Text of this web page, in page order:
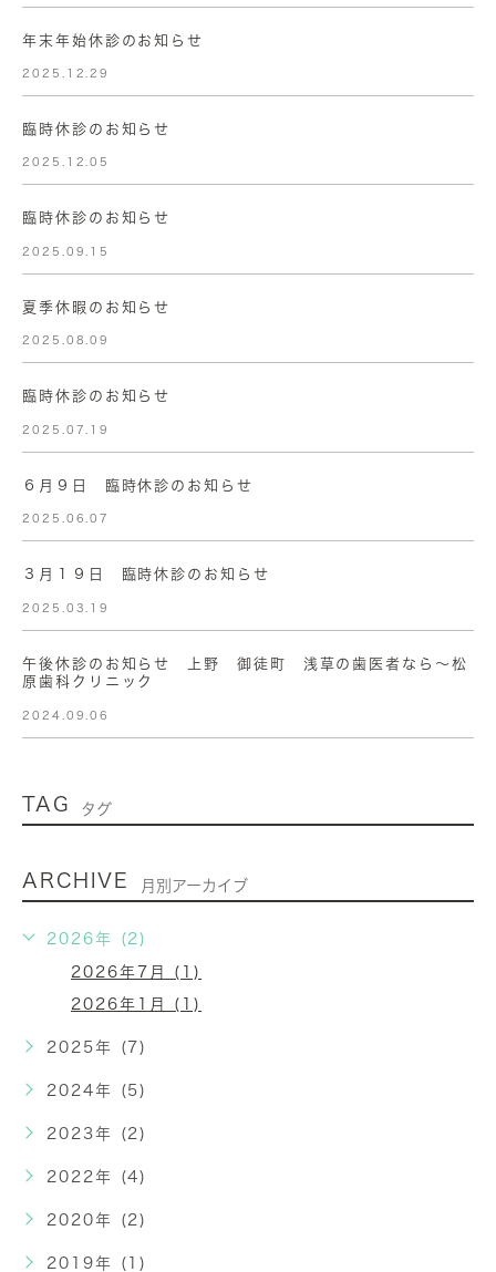
年末年始休診のお知らせ
2025.12.29
臨時休診のお知らせ
2025.12.05
臨時休診のお知らせ
2025.09.15
夏季休暇のお知らせ
2025.08.09
臨時休診のお知らせ
2025.07.19
６月９日 臨時休診のお知らせ
2025.06.07
３月１９日 臨時休診のお知らせ
2025.03.19
午後休診のお知らせ 上野 御徒町 浅草の歯医者なら〜松
原歯科クリニック
2024.09.06
TAG タグ
ARCHIVE 月別アーカイブ
2026年 (2)
2026年7月 (1)
2026年1月 (1)
2025年 (7)
2024年 (5)
2023年 (2)
2022年 (4)
2020年 (2)
2019年 (1)